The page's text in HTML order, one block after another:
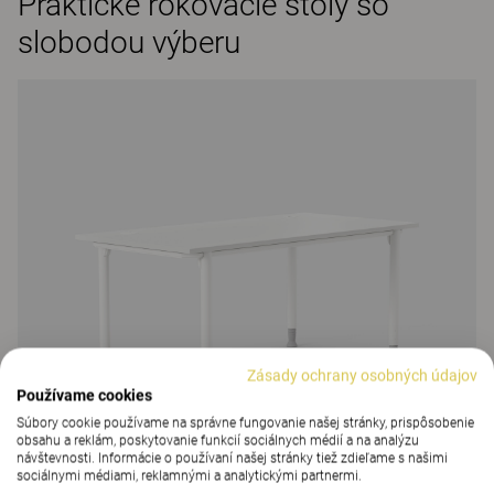
slobodou výberu
Zásady ochrany osobných údajov
Používame cookies
Súbory cookie používame na správne fungovanie našej stránky, prispôsobenie
obsahu a reklám, poskytovanie funkcií sociálnych médií a na analýzu
návštevnosti. Informácie o používaní našej stránky tiež zdieľame s našimi
sociálnymi médiami, reklamnými a analytickými partnermi.